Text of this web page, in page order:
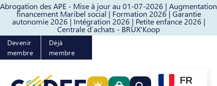
Abrogation des APE - Mise à jour au 01-07-2026 | Augmentation
financement Maribel social | Formation 2026 | Garantie
autonomie 2026 | Intégration 2026 | Petite enfance 2026 |
Centrale d’achats - BRUX'Koop
Passer au contenuPasser au pied de page
Devenir
membre
Déjà
membre
FR